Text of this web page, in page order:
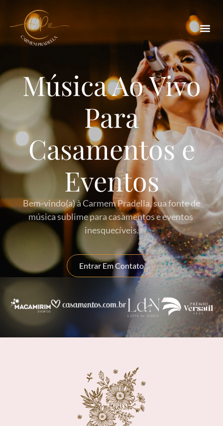
Música Ao Vivo
Para
Casamentos e
Eventos
Bem-vindo(a) à Carmem Pradella, sua fonte de
música sublime para casamentos e eventos
inesquecíveis.
Entrar Em Contato